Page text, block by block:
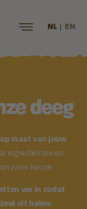
NL | EN
deeg
op maat van jouw
ingrediënten en
jouw keuze.
we in zodat
uit halen.